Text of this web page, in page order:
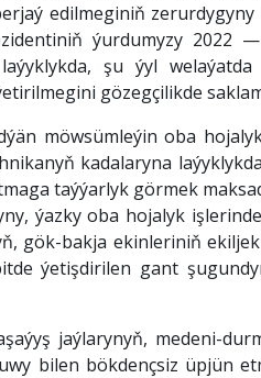
edilmeginiň
ýurdumyzy 2022
şu ýyl
gözegçilikde
möwsümleýin oba
kadalaryna
taýýarlyk görmek
ýazky oba hojalyk
gök-bakja ekinleriniň
ýetişdirilen gant
jaýlarynyň, medeni-
bilen bökdençsiz üpjün